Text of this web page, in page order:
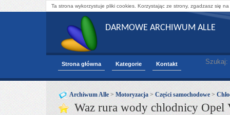
Ta strona wykorzystuje pliki cookies. Korzystając ze strony, zgadzasz się
DARMOWE ARCHIWUM ALLE
Strona główna Kategorie Kontakt Szukaj:
Archiwum Alle > Motoryzacja > Części samochodowe >
Waz rura wody chlodnicy Opel